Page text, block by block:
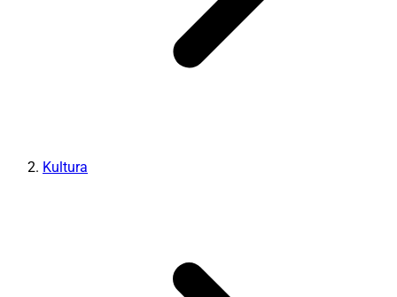
Kultura